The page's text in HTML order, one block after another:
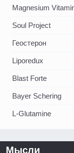
Magnesium
Soul Project
Геостерон
Liporedux
Blast Forte
Bayer Schering
L-Glutamine
Мысли